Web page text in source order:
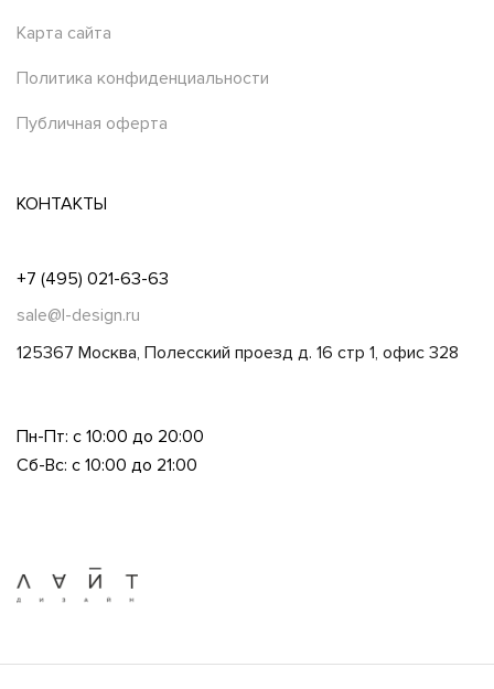
Карта сайта
Политика конфиденциальности
Публичная оферта
КОНТАКТЫ
+7 (495) 021-63-63
sale@l-design.ru
125367 Москва, Полесский проезд д. 16 стр 1, офис 328
Пн-Пт: с 10:00 до 20:00
Сб-Вс: с 10:00 до 21:00